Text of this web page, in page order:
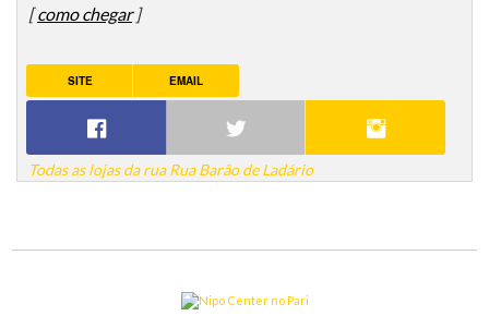
[como chegar]
SITE EMAIL
Todas as lojas da rua Rua Barão de Ladário